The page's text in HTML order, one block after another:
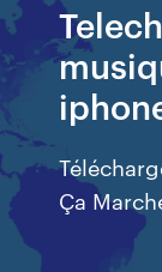
Ça